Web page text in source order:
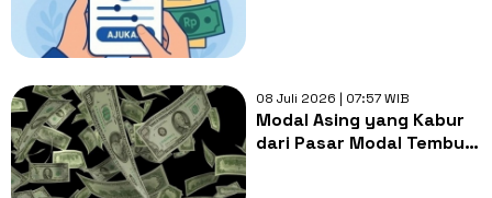
08 Juli 2026 | 07:57 WIB
Modal Asing yang Kabur
dari Pasar Modal Tembus